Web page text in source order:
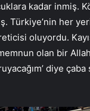
kadar inmiş.
Türkiye’nin her
oluyordu.
olan bir
diye